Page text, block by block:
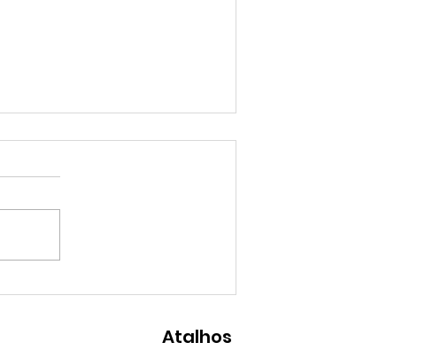
ITFSP na XI Jornada de
- Do impacto da crise àAtalhos